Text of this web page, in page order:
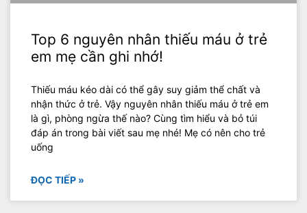
Top 6 nguyên nhân thiếu máu ở trẻ
em mẹ cần ghi nhớ!
Thiếu máu kéo dài có thể gây suy giảm thể chất và
nhận thức ở trẻ. Vậy nguyên nhân thiếu máu ở trẻ em
là gì, phòng ngừa thế nào? Cùng tìm hiểu và bỏ túi
đáp án trong bài viết sau mẹ nhé! Mẹ có nên cho trẻ
uống
ĐỌC TIẾP »